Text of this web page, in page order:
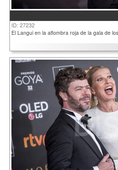
ID: 27232
El Langui en la alfombra roja de la gala de